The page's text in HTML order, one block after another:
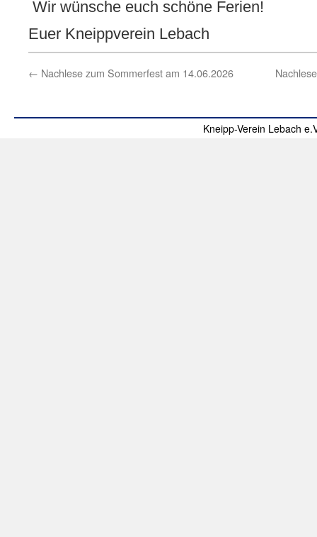
Wir wünsche euch schöne Ferien!
Euer Kneippverein Lebach
← Nachlese zum Sommerfest am 14.06.2026
Kneipp-Verein Lebach